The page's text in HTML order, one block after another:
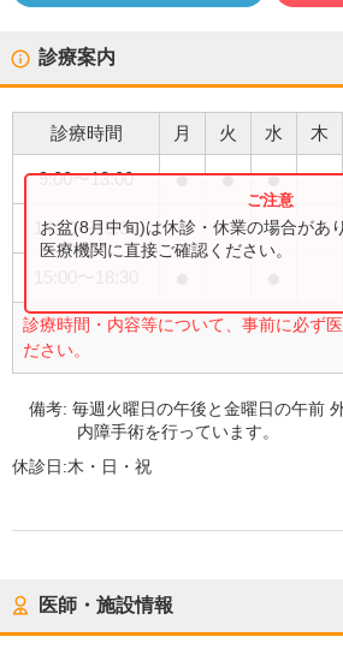
診療案内
診療時間 月 火 水 木
9:00〜13:00 ● ● ●
14:00〜15:30
診療時間・内容等について、事前に必ず
ださい。
お盆(8月中旬)は休診・休業の場合があ
医療機関に直接ご確認ください。
備考:毎週火曜日の午後と金曜日の午前
内障手術を行っています。
休診日:木・日・祝
医師・施設情報